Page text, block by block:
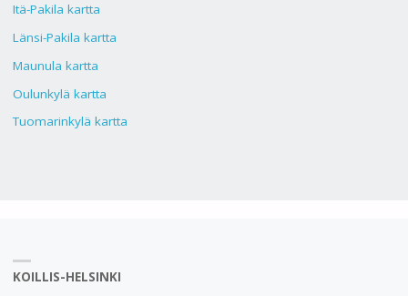
Itä-Pakila kartta
Länsi-Pakila kartta
Maunula kartta
Oulunkylä kartta
Tuomarinkylä kartta
KOILLIS-HELSINKI